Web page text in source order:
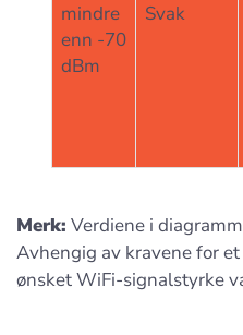
mindre
enn -70
dBm
Svak
Merk: Verdiene i
Avhengig av kravene for
ønsket WiFi-signalstyrke